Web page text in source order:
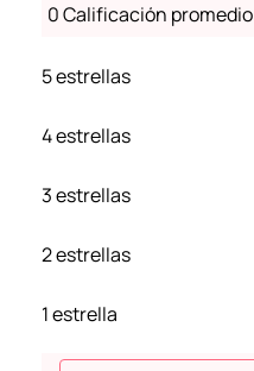
0 Calificación promedio
5 estrellas
4 estrellas
3 estrellas
2 estrellas
1 estrella